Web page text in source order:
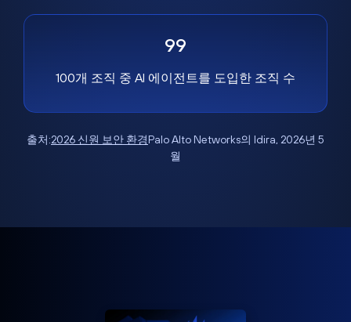
99
100개 조직 중 AI 에이전트를 도입한 조직 수
출처:2026 신원 보안 환경Palo Alto Networks의 Idira, 2026년 5
월